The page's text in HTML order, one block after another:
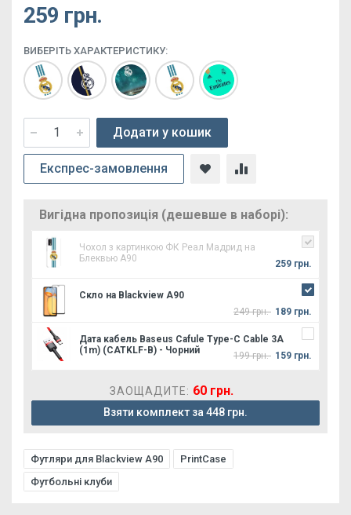
259 грн.
ВИБЕРІТЬ ХАРАКТЕРИСТИКУ:
Додати у кошик
Експрес-замовлення
Вигідна пропозиція (дешевше в наборі):
Чохол з картинкою ФК Реал Мадрид на
Блеквью А90
259 грн.
Скло на Blackview A90
249 грн. 189 грн.
Дата кабель Baseus Cafule Type-C Cable 3A
(1m) (CATKLF-B) - Чорний
199 грн. 159 грн.
ЗАОЩАДИТЕ: 60 грн.
Взяти комплект за 448 грн.
Футляри для Blackview A90
PrintCase
Футбольні клуби